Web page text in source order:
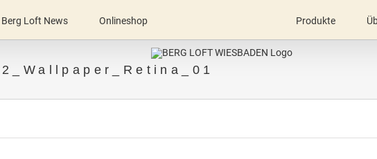
Berg Loft News Onlineshop Produkte